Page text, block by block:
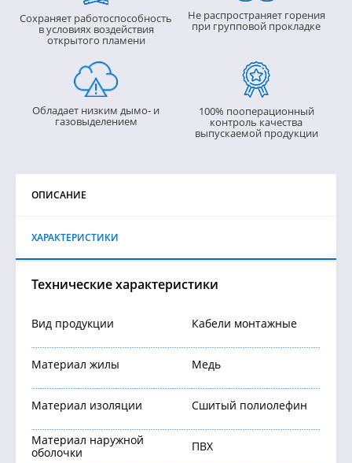
Сохраняет работоспособность
в условиях воздействия
открытого пламени
Не распространяет горения
при групповой прокладке
Обладает низким дымо- и
газовыделением
100% пооперационный
контроль качества
выпускаемой продукции
ОПИСАНИЕ
ХАРАКТЕРИСТИКИ
Технические характеристики
Вид продукции Кабели монтажные
Материал жилы Медь
Материал изоляции Сшитый полиолефин
Материал наружной
оболочки
ПВХ